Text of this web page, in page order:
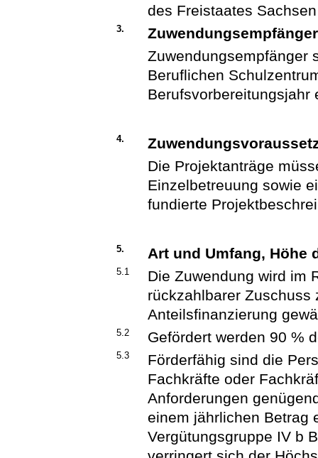
des Freistaates
3.
Zuwendungsempfänger
Zuwendungsempfänger
Beruflichen
Berufsvorbereitungsjahr
4.
Die Projektanträge
Einzelbetreuung sowie
fundierte
5. Art und Umfang, Höhe
5.1
Die Zuwendung wird im
rückzahlbarer Zuschuss
Anteilsfinanzierung
5.2 Gefördert werden 90 %
5.3
Förderfähig sind die
Fachkräfte oder
Anforderungen
einem jährlichen Betrag
Vergütungsgruppe IV b